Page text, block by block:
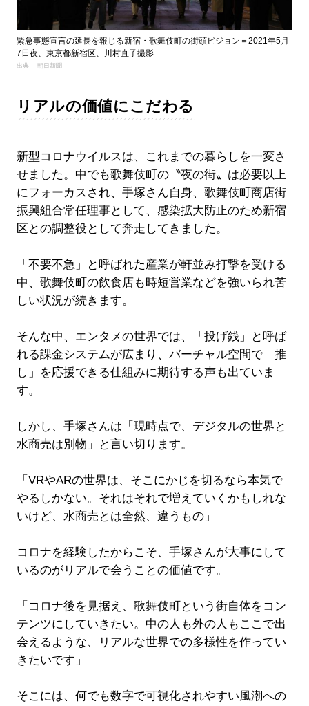
緊急事態宣言の延長を報じる新宿・歌舞伎町の街頭ビジョン＝2021年5月
7日夜、東京都新宿区、川村直子撮影
出典： 朝日新聞
リアルの価値にこだわる
新型コロナウイルスは、これまでの暮らしを一変さ
せました。中でも歌舞伎町の〝夜の街〟は必要以上
にフォーカスされ、手塚さん自身、歌舞伎町商店街
振興組合常任理事として、感染拡大防止のため新宿
区との調整役として奔走してきました。
「不要不急」と呼ばれた産業が軒並み打撃を受ける
中、歌舞伎町の飲食店も時短営業などを強いられ苦
しい状況が続きます。
そんな中、エンタメの世界では、「投げ銭」と呼ば
れる課金システムが広まり、バーチャル空間で「推
し」を応援できる仕組みに期待する声も出ていま
す。
しかし、手塚さんは「現時点で、デジタルの世界と
水商売は別物」と言い切ります。
「VRやARの世界は、そこにかじを切るなら本気で
やるしかない。それはそれで増えていくかもしれな
いけど、水商売とは全然、違うもの」
コロナを経験したからこそ、手塚さんが大事にして
いるのがリアルで会うことの価値です。
「コロナ後を見据え、歌舞伎町という街自体をコン
テンツにしていきたい。中の人も外の人もここで出
会えるような、リアルな世界での多様性を作ってい
きたいです」
そこには、何でも数字で可視化されやすい風潮への